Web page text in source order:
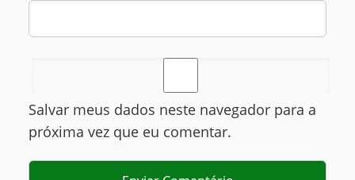
Salvar meus dados neste navegador para a
próxima vez que eu comentar.